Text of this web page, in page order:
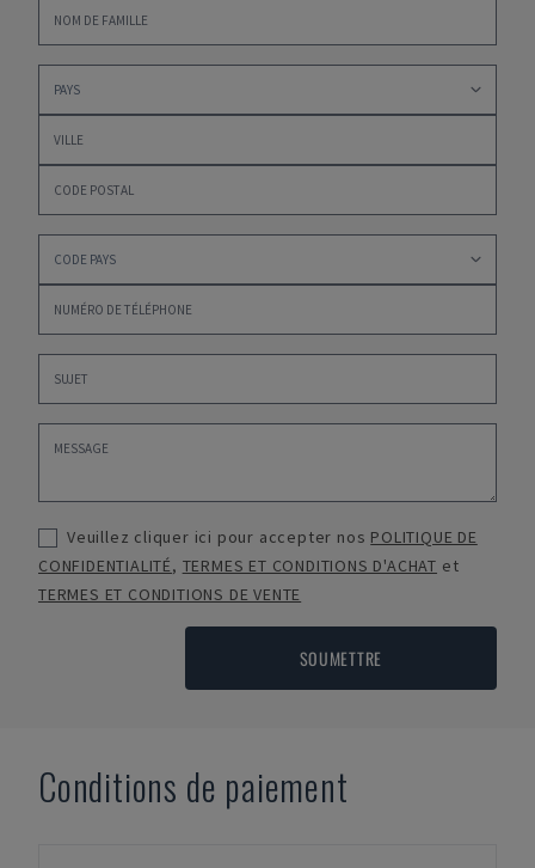
Veuillez cliquer ici pour accepter nos POLITIQUE DE
CONFIDENTIALITÉ, TERMES ET CONDITIONS D'ACHAT et
TERMES ET CONDITIONS DE VENTE
SOUMETTRE
Conditions de paiement